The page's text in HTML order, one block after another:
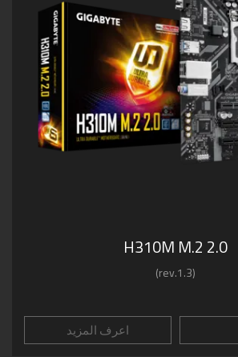
H310M M.2 2.0
(rev.1.3)
اعرف المزيد